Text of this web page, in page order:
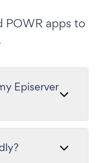
POWR apps to
Episerver